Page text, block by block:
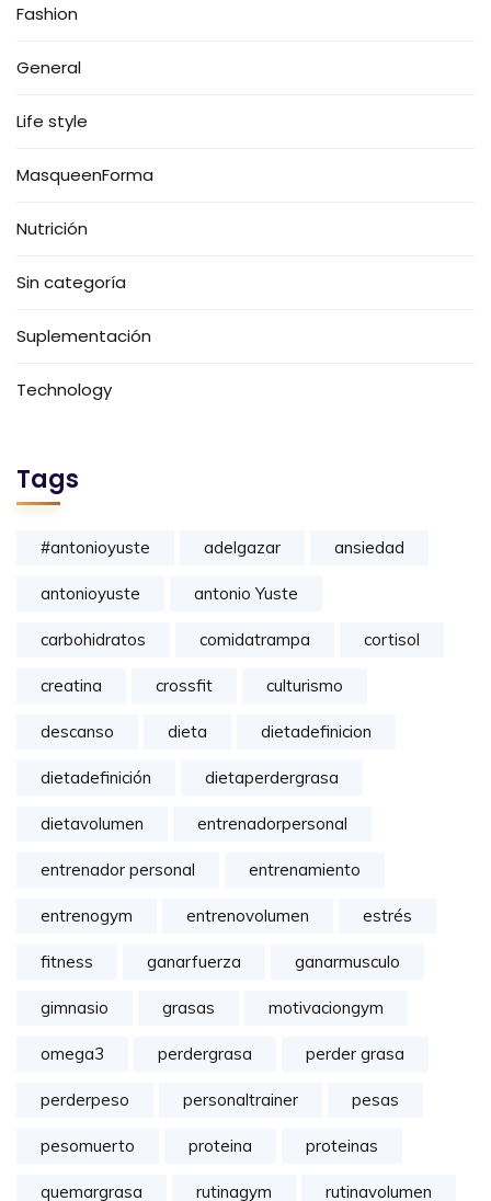
Fashion
General
Life style
MasqueenForma
Nutrición
Sin categoría
Suplementación
Technology
Tags
#antonioyuste adelgazar ansiedad
antonioyuste antonio Yuste
carbohidratos comidatrampa cortisol
creatina crossfit culturismo
descanso dieta dietadefinicion
dietadefinición dietaperdergrasa
dietavolumen entrenadorpersonal
entrenador personal entrenamiento
entrenogym entrenovolumen estrés
fitness ganarfuerza ganarmusculo
gimnasio grasas motivaciongym
omega3 perdergrasa perder grasa
perderpeso personaltrainer pesas
pesomuerto proteina proteinas
quemargrasa rutinagym rutinavolumen